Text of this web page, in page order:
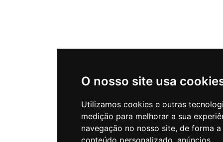
O nosso site usa
Utilizamos cookies e outras
medição para melhorar a sua
navegação no nosso site, de forma
conteúdo personalizado, anúncios